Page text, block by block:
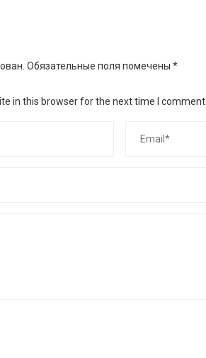
Обязательные поля помечены *
in this browser for the next time I comment.